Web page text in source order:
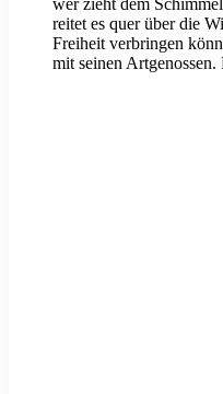
wer zieht dem
reitet es quer über die
Freiheit verbringen
mit seinen